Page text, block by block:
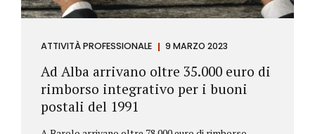
ATTIVITÀ PROFESSIONALE 9 MARZO 2023
Ad Alba arrivano oltre 35.000 euro di
rimborso integrativo per i buoni
postali del 1991